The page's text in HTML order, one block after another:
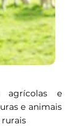
agrícolas e
e animais
rurais